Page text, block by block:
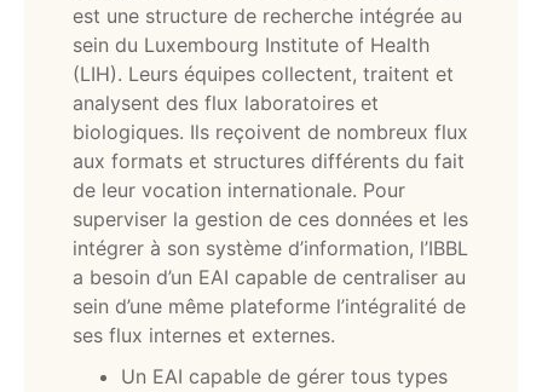
est une structure de recherche intégrée au
sein du Luxembourg Institute of Health
(LIH). Leurs équipes collectent, traitent et
analysent des flux laboratoires et
biologiques. Ils reçoivent de nombreux flux
aux formats et structures différents du fait
de leur vocation internationale. Pour
superviser la gestion de ces données et les
intégrer à son système d’information, l’IBBL
a besoin d’un EAI capable de centraliser au
sein d’une même plateforme l’intégralité de
ses flux internes et externes.
Un EAI capable de gérer tous types